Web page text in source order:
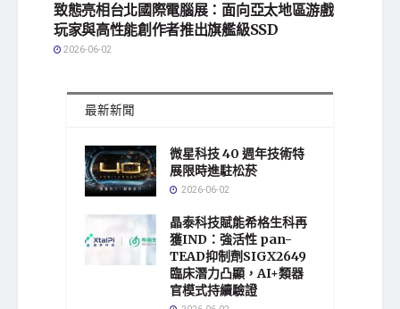
致態亮相台北國際電腦展：面向亞太地區游戲
玩家與高性能創作者推出旗艦級SSD
2026-06-02
最新新聞
微星科技 40 週年技術特
展限時進駐松菸
2026-06-02
晶泰科技賦能希格生科再
獲IND：強活性 pan-
TEAD抑制劑SIGX2649
臨床潛力凸顯，AI+類器
官模式持續驗證